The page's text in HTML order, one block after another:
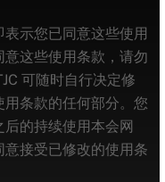
示您已同意这些使用
这些使用条款，请勿
可随时自行决定修
用条款的任何部分。您
的持续使用本会网
接受已修改的使用条